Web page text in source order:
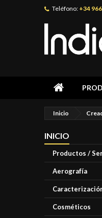
Teléfono: +34
Inicio
INICIO
Productos /
Aerografía
Cosméticos